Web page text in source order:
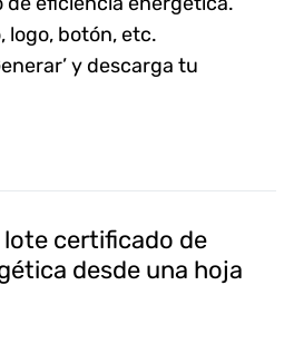
logo, botón, etc.
y descarga tu
lote certificado de
desde una hoja